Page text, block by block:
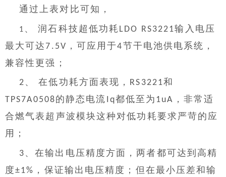
通过上表对比可知，
1 、 润石科技 超低功耗 LDO RS3221输入电压
最大可达 7.5V ，可应用于4节干电池供电系统，
兼容性更强；
2 、 在低功耗方面表现， RS3221和
TPS7A0508的静态电流 Iq都低至为 1uA ，非常适
合燃气表超声波模块这种对低功耗要求严苛的应
用；
3 、在输出电压精度方面，两者都可达到高精
度±1% ，保证输出电压精度；但在最小压差和输